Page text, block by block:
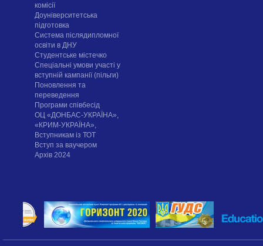
комісії
Доуніверситетська
підготовка
Система післядипломної
освіти в ДНУ
Cтудентське містечко
Спеціальні умови участі у
вступній кампанії (пільги)
Поновлення та
переведення
Програми співбесід
ОЦ «ДОНБАС-УКРАЇНА»,
«КРИМ-УКРАЇНА»,
Вступникам із ТОТ
Вступ за ваучером
Архів 2024